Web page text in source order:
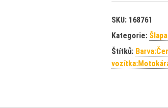
SKU: 168761
Kategorie:
Štítků: